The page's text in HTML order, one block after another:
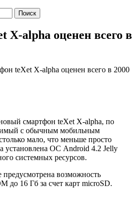
X-alpha оценен всего в
teXet X-alpha оценен всего в 2000
смартфон teXet X-alpha, по
с обычным мобильным
мало, что меньше просто
установлена ОС Android 4.2 Jelly
системных ресурсов.
возможность
до 16 Гб за счет карт microSD.